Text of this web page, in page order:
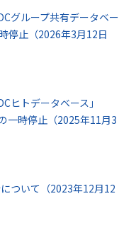
グループ共有データベー
停止（2026年3月12日
ヒトデータベース」
一時停止（2025年11月3
ついて（2023年12月12